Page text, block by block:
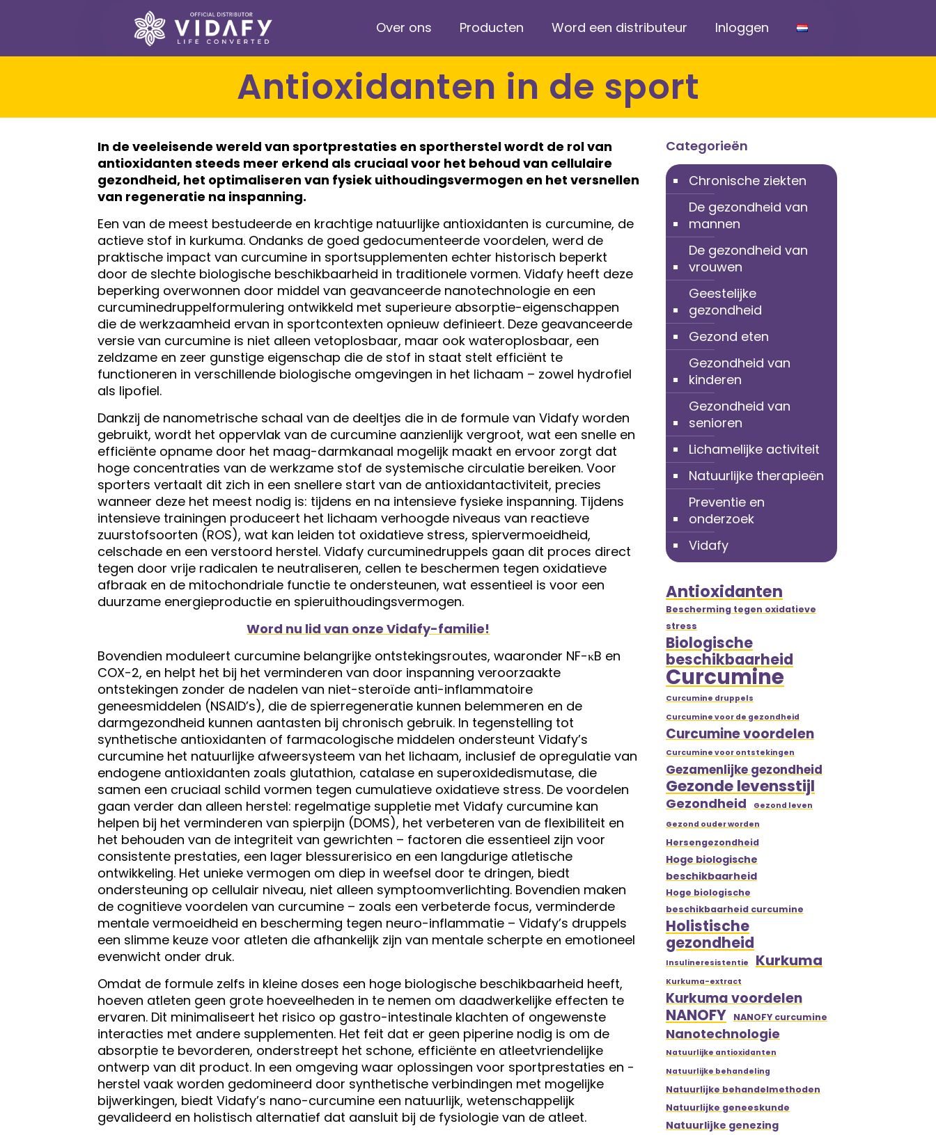
Over ons Producten Word een distributeur Inloggen
Antioxidanten in de sport
In de veeleisende wereld van sportprestaties en sportherstel wordt de rol van
antioxidanten steeds meer erkend als cruciaal voor het behoud van cellulaire
gezondheid, het optimaliseren van fysiek uithoudingsvermogen en het versnellen
van regeneratie na inspanning.
Een van de meest bestudeerde en krachtige natuurlijke antioxidanten is curcumine, de
actieve stof in kurkuma. Ondanks de goed gedocumenteerde voordelen, werd de
praktische impact van curcumine in sportsupplementen echter historisch beperkt
door de slechte biologische beschikbaarheid in traditionele vormen. Vidafy heeft deze
beperking overwonnen door middel van geavanceerde nanotechnologie en een
curcuminedruppelformulering ontwikkeld met superieure absorptie-eigenschappen
die de werkzaamheid ervan in sportcontexten opnieuw definieert. Deze geavanceerde
versie van curcumine is niet alleen vetoplosbaar, maar ook wateroplosbaar, een
zeldzame en zeer gunstige eigenschap die de stof in staat stelt efficiënt te
functioneren in verschillende biologische omgevingen in het lichaam – zowel hydrofiel
als lipofiel.
Dankzij de nanometrische schaal van de deeltjes die in de formule van Vidafy worden
gebruikt, wordt het oppervlak van de curcumine aanzienlijk vergroot, wat een snelle en
efficiënte opname door het maag-darmkanaal mogelijk maakt en ervoor zorgt dat
hoge concentraties van de werkzame stof de systemische circulatie bereiken. Voor
sporters vertaalt dit zich in een snellere start van de antioxidantactiviteit, precies
wanneer deze het meest nodig is: tijdens en na intensieve fysieke inspanning. Tijdens
intensieve trainingen produceert het lichaam verhoogde niveaus van reactieve
zuurstofsoorten (ROS), wat kan leiden tot oxidatieve stress, spiervermoeidheid,
celschade en een verstoord herstel. Vidafy curcuminedruppels gaan dit proces direct
tegen door vrije radicalen te neutraliseren, cellen te beschermen tegen oxidatieve
afbraak en de mitochondriale functie te ondersteunen, wat essentieel is voor een
duurzame energieproductie en spieruithoudingsvermogen.
Word nu lid van onze Vidafy-familie!
Bovendien moduleert curcumine belangrijke ontstekingsroutes, waaronder NF-κB en
COX-2, en helpt het bij het verminderen van door inspanning veroorzaakte
ontstekingen zonder de nadelen van niet-steroïde anti-inflammatoire
geneesmiddelen (NSAID’s), die de spierregeneratie kunnen belemmeren en de
darmgezondheid kunnen aantasten bij chronisch gebruik. In tegenstelling tot
synthetische antioxidanten of farmacologische middelen ondersteunt Vidafy’s
curcumine het natuurlijke afweersysteem van het lichaam, inclusief de opregulatie van
endogene antioxidanten zoals glutathion, catalase en superoxidedismutase, die
samen een cruciaal schild vormen tegen cumulatieve oxidatieve stress. De voordelen
gaan verder dan alleen herstel: regelmatige suppletie met Vidafy curcumine kan
helpen bij het verminderen van spierpijn (DOMS), het verbeteren van de flexibiliteit en
het behouden van de integriteit van gewrichten – factoren die essentieel zijn voor
consistente prestaties, een lager blessurerisico en een langdurige atletische
ontwikkeling. Het unieke vermogen om diep in weefsel door te dringen, biedt
ondersteuning op cellulair niveau, niet alleen symptoomverlichting. Bovendien maken
de cognitieve voordelen van curcumine – zoals een verbeterde focus, verminderde
mentale vermoeidheid en bescherming tegen neuro-inflammatie – Vidafy’s druppels
een slimme keuze voor atleten die afhankelijk zijn van mentale scherpte en emotioneel
evenwicht onder druk.
Omdat de formule zelfs in kleine doses een hoge biologische beschikbaarheid heeft,
hoeven atleten geen grote hoeveelheden in te nemen om daadwerkelijke effecten te
ervaren. Dit minimaliseert het risico op gastro-intestinale klachten of ongewenste
interacties met andere supplementen. Het feit dat er geen piperine nodig is om de
absorptie te bevorderen, onderstreept het schone, efficiënte en atleetvriendelijke
ontwerp van dit product. In een omgeving waar oplossingen voor sportprestaties en -
herstel vaak worden gedomineerd door synthetische verbindingen met mogelijke
bijwerkingen, biedt Vidafy’s nano-curcumine een natuurlijk, wetenschappelijk
gevalideerd en holistisch alternatief dat aansluit bij de fysiologie van de atleet.
Categorieën
Chronische ziekten
De gezondheid van
mannen
De gezondheid van
vrouwen
Geestelijke
gezondheid
Gezond eten
Gezondheid van
kinderen
Gezondheid van
senioren
Lichamelijke activiteit
Natuurlijke therapieën
Preventie en
onderzoek
Vidafy
Antioxidanten
Bescherming tegen oxidatieve
stress
Biologische
beschikbaarheid
Curcumine
Curcumine druppels
Curcumine voor de gezondheid
Curcumine voordelen
Curcumine voor ontstekingen
Gezamenlijke gezondheid
Gezonde levensstijl
Gezondheid
Gezond leven
Gezond ouder worden
Hersengezondheid
Hoge biologische
beschikbaarheid
Hoge biologische
beschikbaarheid curcumine
Holistische
gezondheid
Insulineresistentie Kurkuma
Kurkuma-extract
Kurkuma voordelen
NANOFY NANOFY curcumine
Nanotechnologie
Natuurlijke antioxidanten
Natuurlijke behandeling
Natuurlijke behandelmethoden
Natuurlijke geneeskunde
Natuurlijke genezing